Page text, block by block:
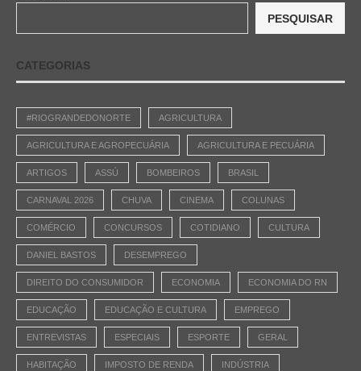
PESQUISAR
CATEGORIAS
#RIOGRANDEDONORTE AGRICULTURA
AGRICULTURA E AGROPECUÁRIA AGRICULTURA E PECUÁRIA
ARTIGOS ASSÚ BOMBEIROS BRASIL
CARNAVAL 2026 CHUVA CINEMA COLUNAS
COMÉRCIO CONCURSOS COTIDIANO CULTURA
DANIEL BASTOS DESEMPREGO
DIREITO DO CONSUMIDOR ECONOMIA ECONOMIA DO RN
EDUCAÇÃO EDUCAÇÃO E CULTURA EMPREGO
ENTREVISTAS ESPECIAIS ESPORTE GERAL
HABITAÇÃO IMPOSTO DE RENDA INDÚSTRIA